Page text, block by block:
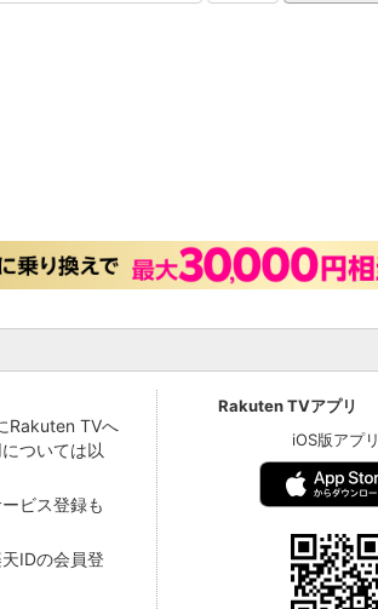
Rakuten TVへ
ついては以
ビス登録も
IDの会員登
Rakuten TVアプリ
iOS版アプリ